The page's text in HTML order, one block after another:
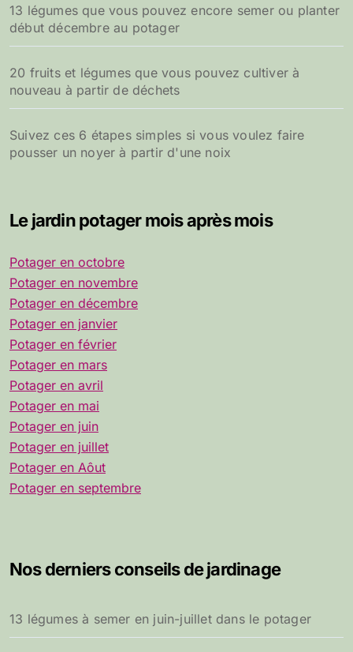
13 légumes que vous pouvez encore semer ou planter
début décembre au potager
20 fruits et légumes que vous pouvez cultiver à
nouveau à partir de déchets
Suivez ces 6 étapes simples si vous voulez faire
pousser un noyer à partir d'une noix
Le jardin potager mois après mois
Potager en octobre
Potager en novembre
Potager en décembre
Potager en janvier
Potager en février
Potager en mars
Potager en avril
Potager en mai
Potager en juin
Potager en juillet
Potager en Aôut
Potager en septembre
Nos derniers conseils de jardinage
13 légumes à semer en juin-juillet dans le potager